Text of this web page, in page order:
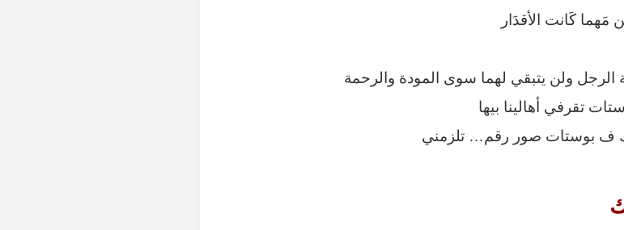
كَانت الأقدَار
ولن يتبقي لهما سوى المودة والرحمة
تقرفي أهالينا بيها
ف بوستات صور رقم… تلزمني